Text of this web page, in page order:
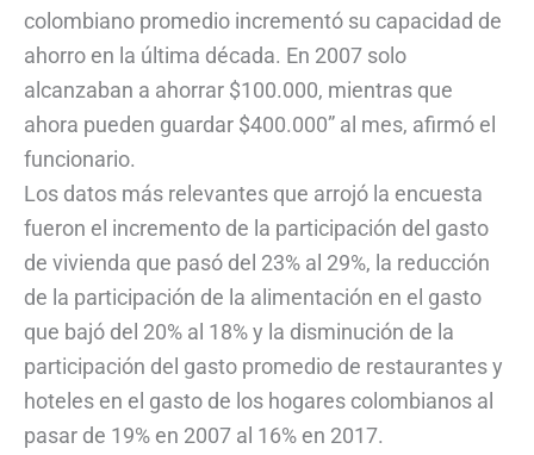
colombiano promedio incrementó su capacidad de
ahorro en la última década. En 2007 solo
alcanzaban a ahorrar $100.000, mientras que
ahora pueden guardar $400.000” al mes, afirmó el
funcionario.
Los datos más relevantes que arrojó la encuesta
fueron el incremento de la participación del gasto
de vivienda que pasó del 23% al 29%, la reducción
de la participación de la alimentación en el gasto
que bajó del 20% al 18% y la disminución de la
participación del gasto promedio de restaurantes y
hoteles en el gasto de los hogares colombianos al
pasar de 19% en 2007 al 16% en 2017.